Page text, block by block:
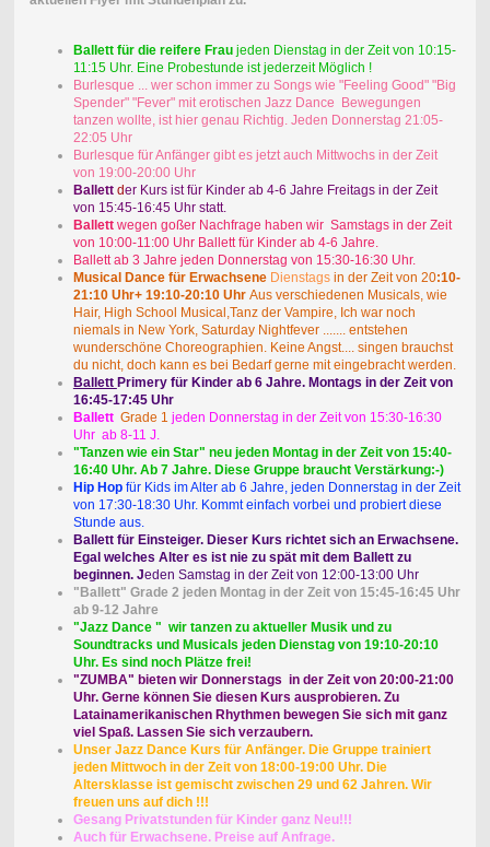
Ballett für die reifere Fraujeden Dienstag in der Zeit von 10:15-
11:15 Uhr. Eine Probestunde ist jederzeit Möglich !
Burlesque ... wer schon immer zu Songs wie "Feeling Good" "Big
Spender" "Fever" mit erotischen Jazz Dance Bewegungen
tanzen wollte, ist hier genau Richtig. Jeden Donnerstag 21:05-
22:05 Uhr
Burlesque für Anfänger gibt es jetzt auch Mittwochs in der Zeit
von 19:00-20:00 Uhr
Ballettder Kurs ist für Kinder ab 4-6 Jahre Freitags in der Zeit
von 15:45-16:45 Uhr statt.
Ballettwegen goßer Nachfrage haben wir Samstags in der Zeit
von 10:00-11:00 Uhr Ballett für Kinder ab 4-6 Jahre.
Ballett ab 3 Jahre jeden Donnerstag von 15:30-16:30 Uhr.
Musical Dance für Erwachsene Dienstags in der Zeit von 20:10-
21:10 Uhr+ 19:10-20:10 UhrAus verschiedenen Musicals, wie
Hair, High School Musical,Tanz der Vampire, Ich war noch
niemals in New York, Saturday Nightfever ....... entstehen
wunderschöne Choreographien. Keine Angst.... singen brauchst
du nicht, doch kann es bei Bedarf gerne mit eingebracht werden.
Ballett Primery für Kinder ab 6 Jahre. Montags in der Zeit von
16:45-17:45 Uhr
Ballett Grade 1 jeden Donnerstag in der Zeit von 15:30-16:30
Uhr ab 8-11 J.
"Tanzen wie ein Star" neu jeden Montag in der Zeit von 15:40-
16:40 Uhr. Ab 7 Jahre. Diese Gruppe braucht Verstärkung:-)
Hip Hopfür Kids im Alter ab 6 Jahre, jeden Donnerstag in der Zeit
von 17:30-18:30 Uhr. Kommt einfach vorbei und probiert diese
Stunde aus.
Ballett für Einsteiger. Dieser Kurs richtet sich an Erwachsene.
Egal welches Alter es ist nie zu spät mit dem Ballett zu
beginnen. Jeden Samstag in der Zeit von 12:00-13:00 Uhr
"Ballett" Grade 2 jeden Montag in der Zeit von 15:45-16:45 Uhr
ab 9-12 Jahre
"Jazz Dance " wir tanzen zu aktueller Musik und zu
Soundtracks und Musicals jeden Dienstag von 19:10-20:10
Uhr. Es sind noch Plätze frei!
"ZUMBA" bieten wir Donnerstags in der Zeit von 20:00-21:00
Uhr. Gerne können Sie diesen Kurs ausprobieren. Zu
Latainamerikanischen Rhythmen bewegen Sie sich mit ganz
viel Spaß. Lassen Sie sich verzaubern.
Unser Jazz Dance Kurs für Anfänger. Die Gruppe trainiert
jeden Mittwoch in der Zeit von 18:00-19:00 Uhr. Die
Altersklasse ist gemischt zwischen 29 und 62 Jahren. Wir
freuen uns auf dich !!!
Gesang Privatstunden für Kinder ganz Neu!!!
Auch für Erwachsene. Preise auf Anfrage.